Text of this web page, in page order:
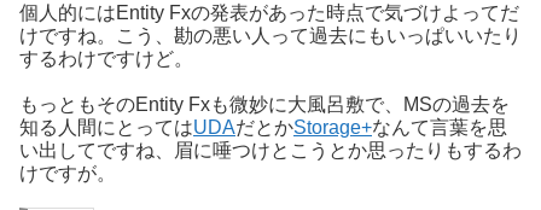
個人的にはEntity Fxの発表があった時点で気づけよってだ
けですね。こう、勘の悪い人って過去にもいっぱいいたり
するわけですけど。
もっともそのEntity Fxも微妙に大風呂敷で、MSの過去を
知る人間にとってはUDAだとかStorage+なんて言葉を思
い出してですね、眉に唾つけとこうとか思ったりもするわ
けですが。